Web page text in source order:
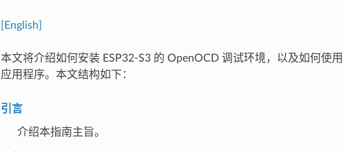
[English]
本文将介绍如何安装 ESP32-S3 的 OpenOCD 调试环境，以及如何使用
应用程序。本文结构如下：
引言
介绍本指南主旨。